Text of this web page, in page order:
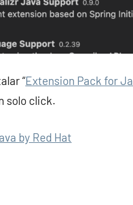
“Extension Pack for
solo click.
by Red Hat